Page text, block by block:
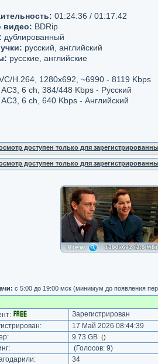
01:24:36 / 01:17:42
видео: BDRip
дублированный
русский, английский
русские, английские
H.264, 1280x692, ~6990 - 8119 Kbps
AC3, 6 ch, 384/448 Kbps - Русский
AC3, 6 ch, 640 Kbps - Английский
доступен только для
доступен только для
с 5:00 до 19:00 мск (минимум до появления
Зарегистрирован
17 Май 2026 08:44:39
9.73 GB ()
(Голосов: 9)
34